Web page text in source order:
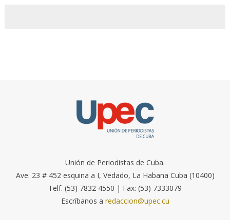
Unión de Periodistas de Cuba.
Ave. 23 # 452 esquina a I, Vedado, La Habana Cuba (10400)
Telf. (53) 7832 4550 | Fax: (53) 7333079
Escríbanos a redaccion@upec.cu